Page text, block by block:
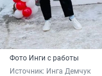
Фото Инги с работы
Источник: Инга Демчук